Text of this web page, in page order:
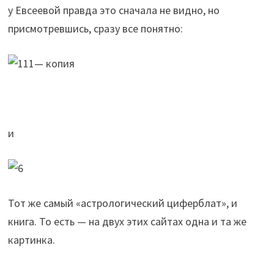
у Евсеевой правда это сначала не видно, но
присмотревшись, сразу все понятно:
и
Тот же самый «астрологический циферблат», и
книга. То есть — на двух этих сайтах одна и та же
картинка.